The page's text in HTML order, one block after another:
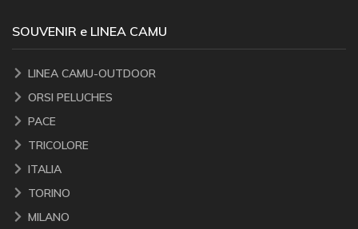
SOUVENIR e LINEA CAMU
LINEA CAMU-OUTDOOR
ORSI PELUCHES
PACE
TRICOLORE
ITALIA
TORINO
MILANO